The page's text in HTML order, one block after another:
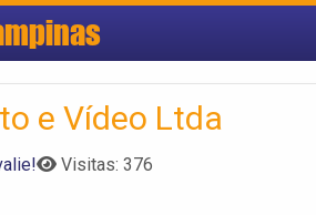
e Vídeo Ltda
Visitas: 376